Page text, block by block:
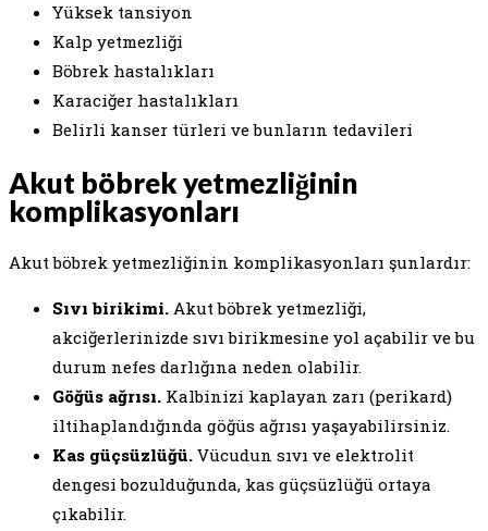
Yüksek tansiyon
Kalp yetmezliği
Böbrek hastalıkları
Karaciğer hastalıkları
Belirli kanser türleri ve bunların tedavileri
Akut böbrek yetmezliğinin
komplikasyonları
Akut böbrek yetmezliğinin komplikasyonları şunlardır:
Sıvı birikimi. Akut böbrek yetmezliği,
akciğerlerinizde sıvı birikmesine yol açabilir ve bu
durum nefes darlığına neden olabilir.
Göğüs ağrısı. Kalbinizi kaplayan zarı (perikard)
iltihaplandığında göğüs ağrısı yaşayabilirsiniz.
Kas güçsüzlüğü. Vücudun sıvı ve elektrolit
dengesi bozulduğunda, kas güçsüzlüğü ortaya
çıkabilir.